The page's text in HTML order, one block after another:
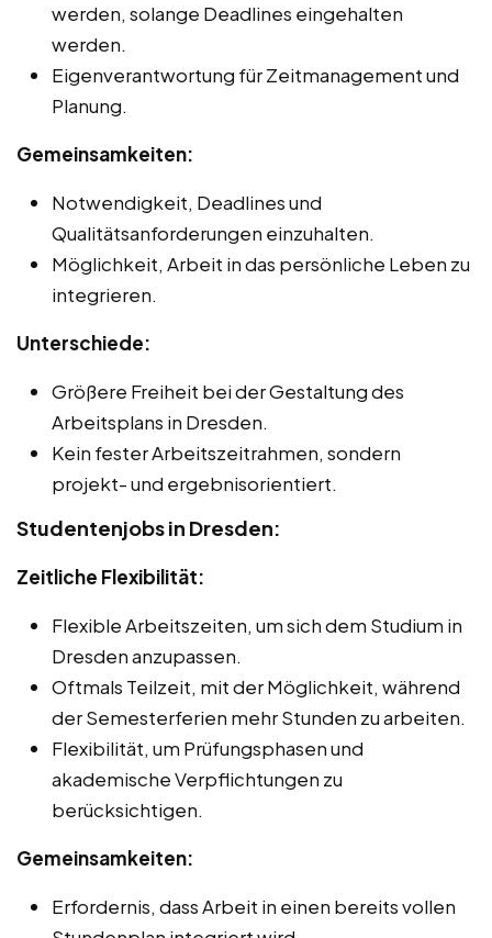
werden, solange Deadlines eingehalten
werden.
Eigenverantwortung für Zeitmanagement und
Planung.
Gemeinsamkeiten:
Notwendigkeit, Deadlines und
Qualitätsanforderungen einzuhalten.
Möglichkeit, Arbeit in das persönliche Leben zu
integrieren.
Unterschiede:
Größere Freiheit bei der Gestaltung des
Arbeitsplans in Dresden.
Kein fester Arbeitszeitrahmen, sondern
projekt- und ergebnisorientiert.
Studentenjobs in Dresden:
Zeitliche Flexibilität:
Flexible Arbeitszeiten, um sich dem Studium in
Dresden anzupassen.
Oftmals Teilzeit, mit der Möglichkeit, während
der Semesterferien mehr Stunden zu arbeiten.
Flexibilität, um Prüfungsphasen und
akademische Verpflichtungen zu
berücksichtigen.
Gemeinsamkeiten:
Erfordernis, dass Arbeit in einen bereits vollen